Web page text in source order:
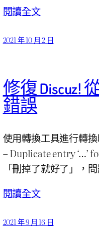
閱讀全文
2021 年 10 月 2 日
修復 Discuz!
錯誤
使用轉換工具進行轉
– Duplicate entry ‘…’
「刪掉了就好了」，
閱讀全文
2021 年 9 月 16 日